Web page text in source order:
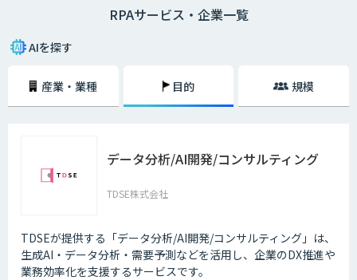
在、書類作業の多い金融機関や官公庁での導入が進み、その成果が認知さ
単純な作業は人為的なミスが発生しやすいため、それらの作業をすべて手
率化の妨げとなる要素を排除できるという点は、企業にとっても極めて大
人間の場合、休憩や休日を必要としますし、体調によって業務の質が低下
してしまうというケースもあるかもしれません。しかし、RPAはソフトウ
ェアであるため、休息も一切必要なく24時間365日稼働させることができ
るわけです。何より、業務の質を均一化させることもできます。まさに、
RPAサービス・企業一覧
AIを探す
産業・業種 目的 規模
データ分析/AI開発/コンサルティング
TDSE株式会社
TDSEが提供する「データ分析/AI開発/コンサルティング」は、
生成AI・データ分析・需要予測などを活用し、企業のDX推進や
業務効率化を支援するサービスです。